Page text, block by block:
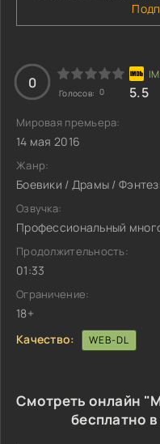
0
Голосов: 0 5.5
Мировая премьера:
14 мая 2016
Жанр:
Боевики / Драмы /
Озвучка:
Профессиональный
Продолжительность:
01:33
Ограничение:
18+
Качество:
WEB-DL
Смотреть онлайн
бесплатно